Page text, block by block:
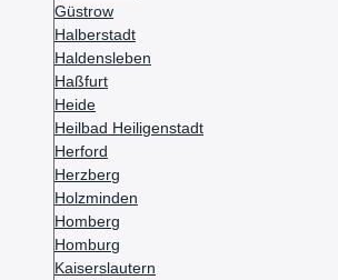
Güstrow
Halberstadt
Haldensleben
Haßfurt
Heide
Heilbad Heiligenstadt
Herford
Herzberg
Holzminden
Homberg
Homburg
Kaiserslautern